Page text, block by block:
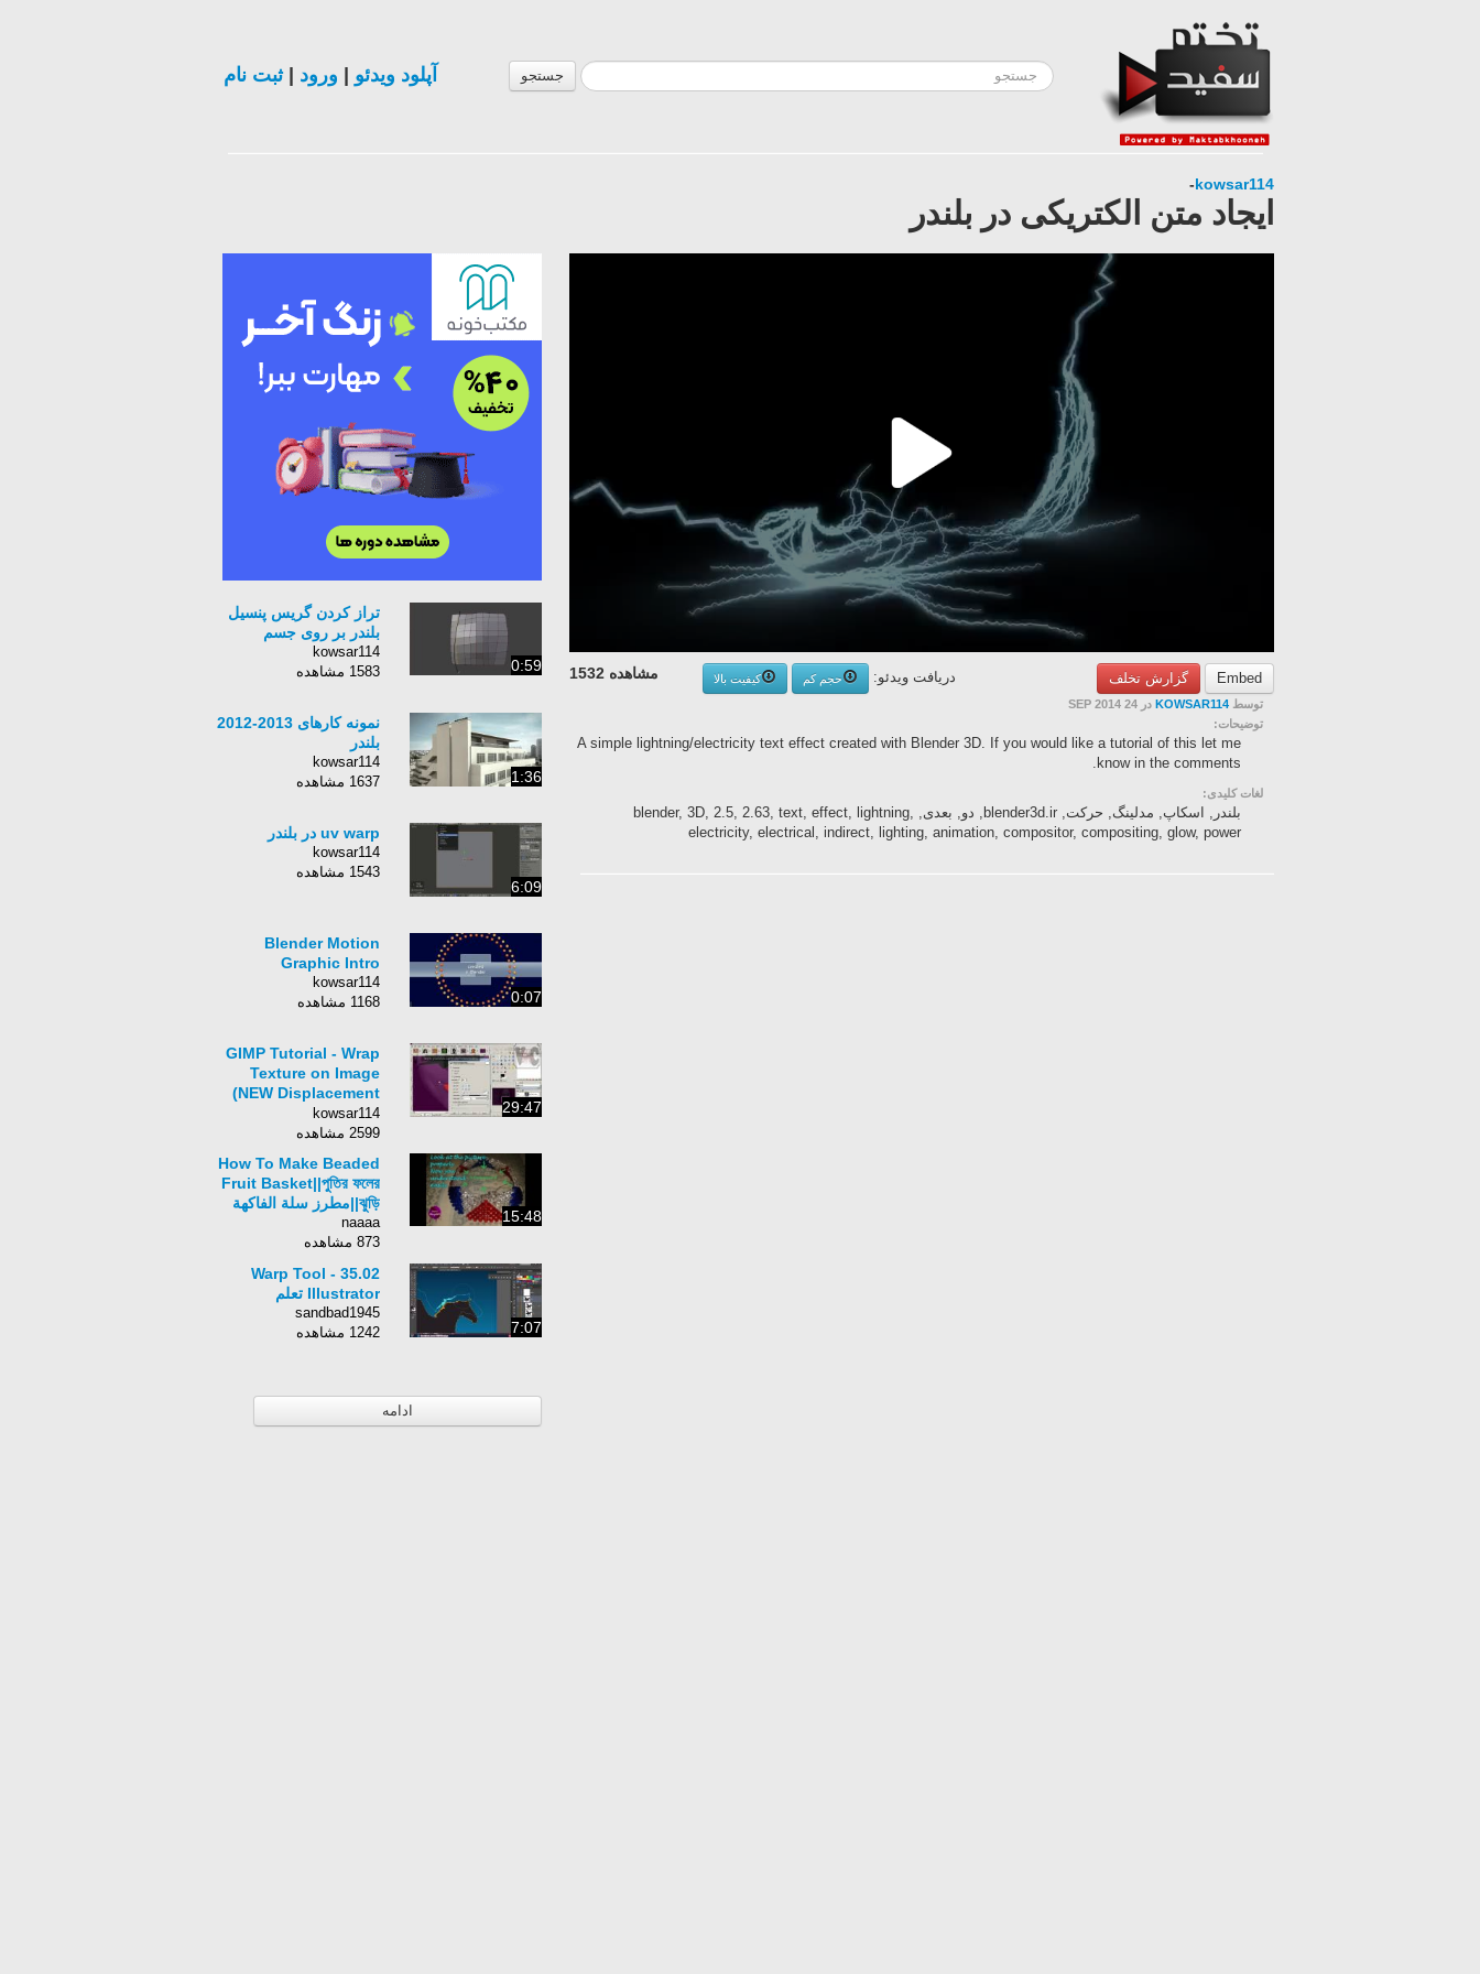
جستجو آپلود ویدئو ورود |ثبت نام
kowsar114
-
ایجاد متن الکتریکی در بلندر
Embed گزارش تخلف مشاهده 1532 دریافت ویدئو: حجم کم
کیفیت بالا
توسط KOWSAR114 در 24 SEP 2014
توضیحات:
A simple lightning/electricity text effect created with Blender 3D. If you would like a tutorial of this let me
know in the comments.
لغات کلیدی:
بلندر, اسکاپ, مدلینگ, حرکت, blender3d.ir, دو, بعدی, blender, 3D, 2.5, 2.63, text, effect, lightning,
electricity, electrical, indirect, lighting, animation, compositor, compositing, glow, power
0:59
تراز کردن گریس پنسیل
بلندر بر روی جسم
kowsar114
1583 مشاهده
1:36
نمونه کارهای 2013-2012
بلندر
kowsar114
1637 مشاهده
6:09
uv warp در بلندر
kowsar114
1543 مشاهده
0:07
Blender Motion
Graphic Intro
kowsar114
1168 مشاهده
29:47
GIMP Tutorial - Wrap
Texture on Image
(NEW Displacement
Map Feature) by
VscorpianC
kowsar114
2599 مشاهده
15:48
How To Make Beaded
Fruit Basket||পুতির ফলের
ঝুড়ি||مطرز سلة الفاكهة
naaaa
873 مشاهده
7:07
35.02 Warp Tool -
Illustrator تعلم
sandbad1945
1242 مشاهده
ادامه